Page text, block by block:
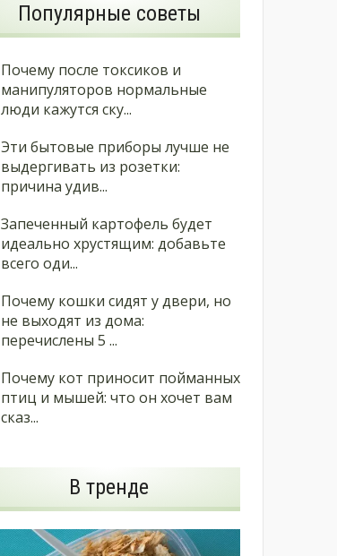
Популярные советы
Почему после токсиков и
манипуляторов нормальные
люди кажутся ску...
Эти бытовые приборы лучше не
выдергивать из розетки:
причина удив...
Запеченный картофель будет
идеально хрустящим: добавьте
всего оди...
Почему кошки сидят у двери, но
не выходят из дома:
перечислены 5 ...
Почему кот приносит пойманных
птиц и мышей: что он хочет вам
сказ...
В тренде